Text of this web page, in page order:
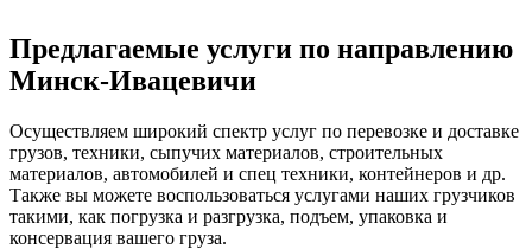
Предлагаемые услуги по направлению
Минск-Ивацевичи
Осуществляем широкий спектр услуг по перевозке и доставке
грузов, техники, сыпучих материалов, строительных
материалов, автомобилей и спец техники, контейнеров и др.
Также вы можете воспользоваться услугами наших грузчиков
такими, как погрузка и разгрузка, подъем, упаковка и
консервация вашего груза.